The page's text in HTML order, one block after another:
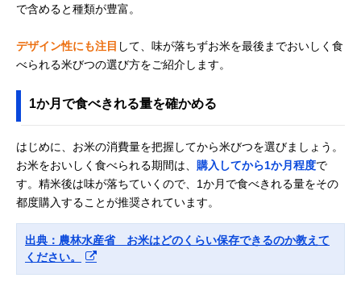
で含めると種類が豊富。
デザイン性にも注目 して、味が落ちずお米を最後までおいしく食
べられる米びつの選び方をご紹介します。
1か月で食べきれる量を確かめる
はじめに、お米の消費量を把握してから米びつを選びましょう。
お米をおいしく食べられる期間は、 購入してから1か月程度で
す。精米後は味が落ちていくので、1か月で食べきれる量をその
都度購入することが推奨されています。
出典：農林水産省 お米はどのくらい保存できるのか教えて
ください。